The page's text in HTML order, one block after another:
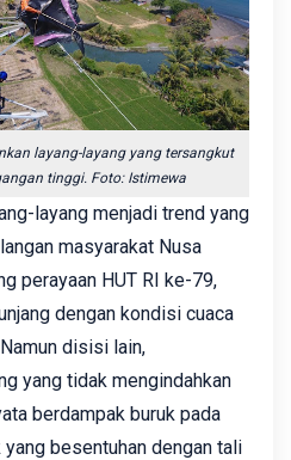
layang-layang yang tersangkut
tinggi. Foto: Istimewa
layang menjadi trend yang
masyarakat Nusa
perayaan HUT RI ke-79,
dengan kondisi cuaca
disisi lain,
yang tidak mengindahkan
berdampak buruk pada
besentuhan dengan tali